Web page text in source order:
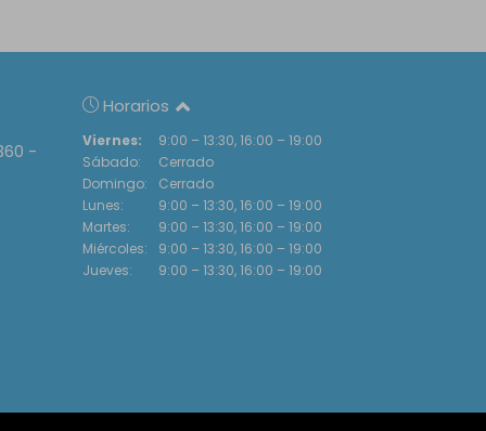
-
Horarios
Viernes:
9:00 – 13:30, 16:00 – 19:00
Sábado:
Cerrado
Domingo:
Cerrado
Lunes:
9:00 – 13:30, 16:00 – 19:00
Martes:
9:00 – 13:30, 16:00 – 19:00
Miércoles:
9:00 – 13:30, 16:00 – 19:00
Jueves:
9:00 – 13:30, 16:00 – 19:00